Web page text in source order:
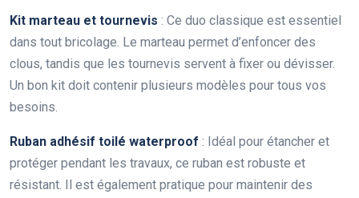
Kit marteau et tournevis : Ce duo classique est essentiel
dans tout bricolage. Le marteau permet d’enfoncer des
clous, tandis que les tournevis servent à fixer ou dévisser.
Un bon kit doit contenir plusieurs modèles pour tous vos
besoins.
Ruban adhésif toilé waterproof : Idéal pour étancher et
protéger pendant les travaux, ce ruban est robuste et
résistant. Il est également pratique pour maintenir des